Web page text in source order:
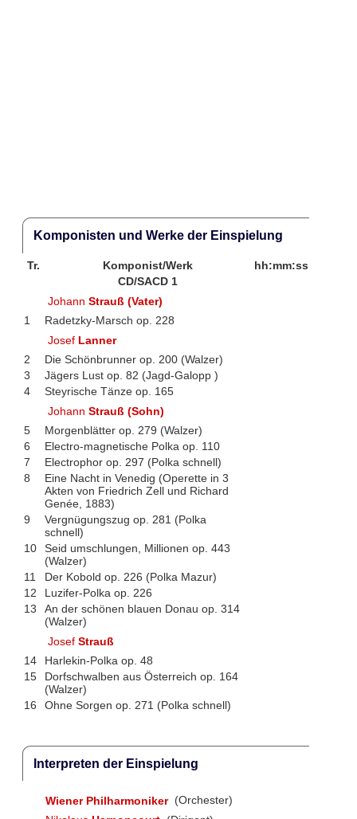
Komponisten und Werke der Einspielung
Tr. Komponist/Werk
hh:mm:ss
CD/SACD 1
JohannStrauß (Vater)
1
Radetzky-Marsch op. 228
Josef Lanner
2
Die Schönbrunner op. 200 (Walzer)
3
Jägers Lust op. 82 (Jagd-Galopp )
4
Steyrische Tänze op. 165
JohannStrauß (Sohn)
5
Morgenblätter op. 279 (Walzer)
6
Electro-magnetische Polka op. 110
7
Electrophor op. 297 (Polka schnell)
8
Eine Nacht in Venedig (Operette in 3
Akten von Friedrich Zell und Richard
Genée, 1883)
9
Vergnügungszug op. 281 (Polka
schnell)
10
Seid umschlungen, Millionen op. 443
(Walzer)
11
Der Kobold op. 226 (Polka Mazur)
12
Luzifer-Polka op. 226
13
An der schönen blauen Donau op. 314
(Walzer)
JosefStrauß
14
Harlekin-Polka op. 48
15
Dorfschwalben aus Österreich op. 164
(Walzer)
16
Ohne Sorgen op. 271 (Polka schnell)
Interpreten der Einspielung
Wiener Philharmoniker (Orchester)